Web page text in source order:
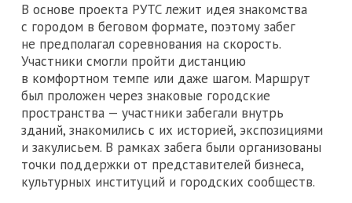
В основе проекта РУТС лежит идея знакомства
с городом в беговом формате, поэтому забег
не предполагал соревнования на скорость.
Участники смогли пройти дистанцию
в комфортном темпе или даже шагом. Маршрут
был проложен через знаковые городские
пространства — участники забегали внутрь
зданий, знакомились с их историей, экспозициями
и закулисьем. В рамках забега были организованы
точки поддержки от представителей бизнеса,
культурных институций и городских сообществ.